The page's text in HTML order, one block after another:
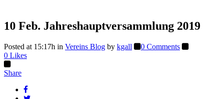
10 Feb. Jahreshauptversammlung 2019
Posted at 15:17h in Vereins Blog by kgall
0 Comments
0 Likes
Share